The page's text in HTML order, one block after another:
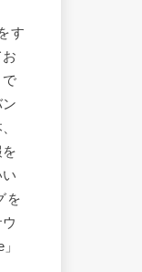
す
で
を